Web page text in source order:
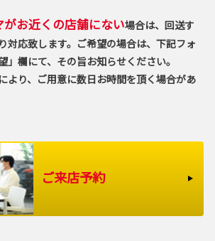
お近くの店舗にない場合は、回送す
対応致します。ご希望の場合は、下記フォ
」欄にて、その旨お知らせください。
より、ご用意に数日お時間を頂く場合があ
ご来店予約